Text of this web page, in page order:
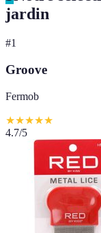
jardin
#1
Groove
Fermob
★★★★★
4.7/5